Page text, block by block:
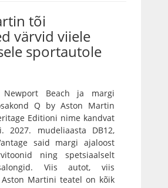
tõi
värvid viiele
sportautole
Beach ja margi
Q by Aston Martin
Editioni nime kandvat
2027. mudeliaasta DB12,
said margi ajaloost
ning spetsiaalselt
Viis autot, viis
Martini teatel on kõik